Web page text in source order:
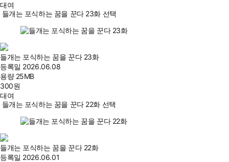
대여
들개는 포식하는 꿈을 꾼다 23화 선택
들개는 포식하는 꿈을 꾼다 23화
등록일 2026.06.08
용량 25MB
300원
대여
들개는 포식하는 꿈을 꾼다 22화 선택
들개는 포식하는 꿈을 꾼다 22화
등록일 2026.06.01